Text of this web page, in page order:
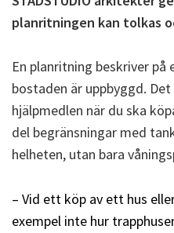
planritningen kan tolkas
En planritning beskriver
bostaden är uppbyggd.
hjälpmedlen när du ska
del begränsningar med
helheten, utan bara
– Vid ett köp av ett hus
exempel inte hur